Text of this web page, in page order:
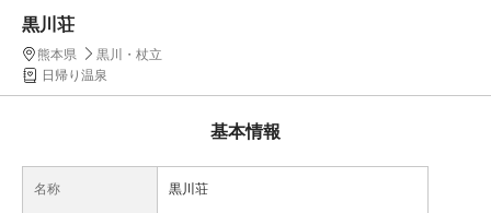
黒川荘
熊本県
黒川・杖立
日帰り温泉
基本情報
名称 黒川荘